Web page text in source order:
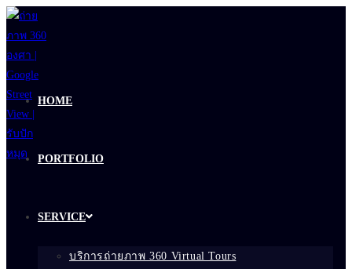
Skip
to
content
HOME
PORTFOLIO
SERVICE
บริการถ่ายภาพ 360 Virtual Tours